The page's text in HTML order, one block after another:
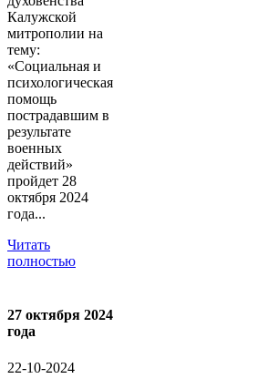
Калужской
митрополии на
тему:
«Социальная и
психологическая
помощь
пострадавшим в
результате
военных
действий»
пройдет 28
октября 2024
года...
Читать
полностью
27 октября 2024
года
22-10-2024